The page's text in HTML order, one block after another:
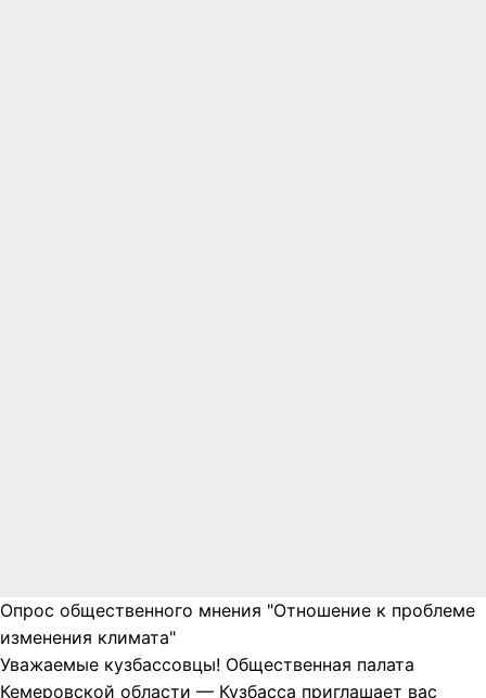
Опрос общественного мнения "Отношение к проблеме
изменения климата"
Уважаемые кузбассовцы! Общественная палата
Кемеровской области — Кузбасса приглашает вас